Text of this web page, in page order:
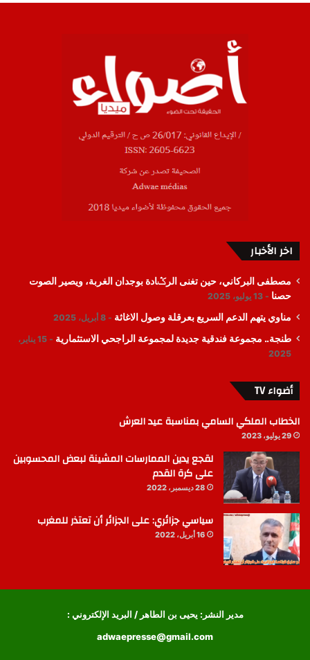
اخر الأخبار
مصطفى البركاني، حين تغنى الرݣادة بوجدان الغربة، ويصير الصوت
حصنا
13 يوليو، 2025
مناوي يتهم الدعم السريع بعرقلة وصول الاغاثة 8 أبريل، 2025
طنجة.. مجموعة فندقية جديدة لمجموعة الراجحي الاستثمارية
15 يناير،
2025
أضواء TV
الخطاب الملكي السامي بمناسبة عيد العرش
29 يوليو، 2023
لقجع يدين الممارسات المشينة لبعض المحسوبين
على كرة القدم
28 ديسمبر، 2022
سياسي جزائري: على الجزائر أن تعتذر للمغرب
16 أبريل، 2022
مدير النشر: يحيى بن الطاهر / البريد الإلكتروني :
adwaepresse@gmail.com